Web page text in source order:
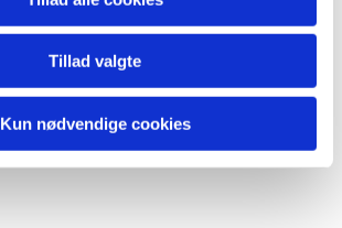
Tillad valgte
Kun nødvendige cookies